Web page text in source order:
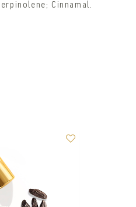
Cinnamal.